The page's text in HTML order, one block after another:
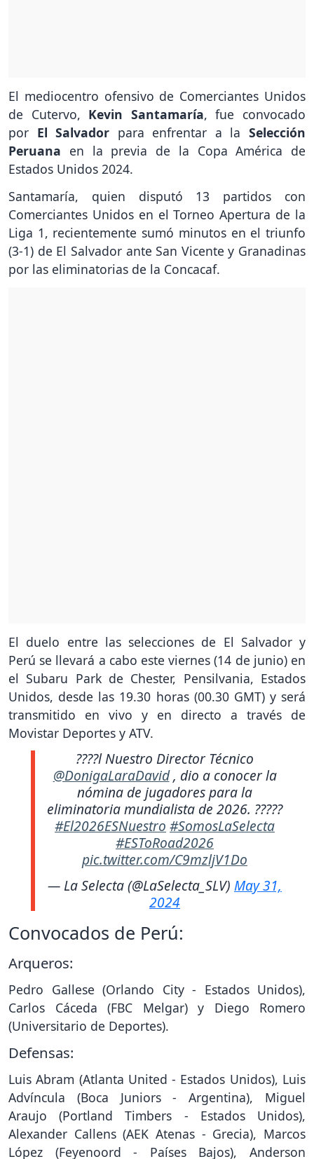
El mediocentro ofensivo de Comerciantes Unidos
de Cutervo, Kevin Santamaría, fue convocado
por El Salvador para enfrentar a laSelección
Peruana en la previa de la Copa América de
Estados Unidos 2024.
Santamaría, quien disputó 13 partidos con
Comerciantes Unidos en el Torneo Apertura de la
Liga 1, recientemente sumó minutos en el triunfo
(3-1) de El Salvador ante San Vicente y Granadinas
por las eliminatorias de la Concacaf.
El duelo entre las selecciones de El Salvador y
Perú se llevará a cabo este viernes (14 de junio) en
el Subaru Park de Chester, Pensilvania, Estados
Unidos, desde las 19.30 horas (00.30 GMT) y será
transmitido en vivo y en directo a través de
Movistar Deportes y ATV.
????l Nuestro Director Técnico
@DonigaLaraDavid, dio a conocer la
nómina de jugadores para la
eliminatoria mundialista de 2026. ?????
#El2026ESNuestro #SomosLaSelecta
#ESToRoad2026
pic.twitter.com/C9mzljV1Do
— La Selecta (@LaSelecta_SLV) May 31,
2024
Convocados de Perú:
Arqueros:
Pedro Gallese (Orlando City - Estados Unidos),
Carlos Cáceda (FBC Melgar) y Diego Romero
(Universitario de Deportes).
Defensas:
Luis Abram (Atlanta United - Estados Unidos), Luis
Advíncula (Boca Juniors - Argentina), Miguel
Araujo (Portland Timbers - Estados Unidos),
Alexander Callens (AEK Atenas - Grecia), Marcos
López (Feyenoord - Países Bajos), Anderson